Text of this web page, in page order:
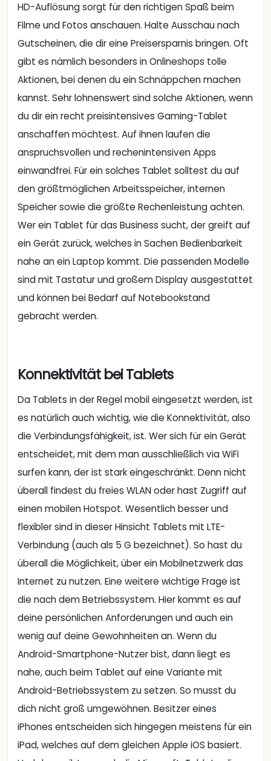
HD-Auflösung sorgt für den richtigen Spaß beim
Filme und Fotos anschauen. Halte Ausschau nach
Gutscheinen, die dir eine Preisersparnis bringen. Oft
gibt es nämlich besonders in Onlineshops tolle
Aktionen, bei denen du ein Schnäppchen machen
kannst. Sehr lohnenswert sind solche Aktionen, wenn
du dir ein recht preisintensives Gaming-Tablet
anschaffen möchtest. Auf ihnen laufen die
anspruchsvollen und rechenintensiven Apps
einwandfrei. Für ein solches Tablet solltest du auf
den größtmöglichen Arbeitsspeicher, internen
Speicher sowie die größte Rechenleistung achten.
Wer ein Tablet für das Business sucht, der greift auf
ein Gerät zurück, welches in Sachen Bedienbarkeit
nahe an ein Laptop kommt. Die passenden Modelle
sind mit Tastatur und großem Display ausgestattet
und können bei Bedarf auf Notebookstand
gebracht werden.
Konnektivität bei Tablets
Da Tablets in der Regel mobil eingesetzt werden, ist
es natürlich auch wichtig, wie die Konnektivität, also
die Verbindungsfähigkeit, ist. Wer sich für ein Gerät
entscheidet, mit dem man ausschließlich via WiFi
surfen kann, der ist stark eingeschränkt. Denn nicht
überall findest du freies WLAN oder hast Zugriff auf
einen mobilen Hotspot. Wesentlich besser und
flexibler sind in dieser Hinsicht Tablets mit LTE-
Verbindung (auch als 5 G bezeichnet). So hast du
überall die Möglichkeit, über ein Mobilnetzwerk das
Internet zu nutzen. Eine weitere wichtige Frage ist
die nach dem Betriebssystem. Hier kommt es auf
deine persönlichen Anforderungen und auch ein
wenig auf deine Gewohnheiten an. Wenn du
Android-Smartphone-Nutzer bist, dann liegt es
nahe, auch beim Tablet auf eine Variante mit
Android-Betriebssystem zu setzen. So musst du
dich nicht groß umgewöhnen. Besitzer eines
iPhones entscheiden sich hingegen meistens für ein
iPad, welches auf dem gleichen Apple iOS basiert.